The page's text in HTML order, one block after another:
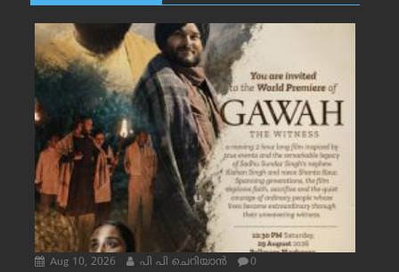
Aug 10, 2026 പി പി ചെറിയാൻ 0